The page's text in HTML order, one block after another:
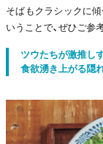
そばもクラシックに傾
いうことで、ぜひご参考
ツウたちが激推しす
食欲湧き上がる隠